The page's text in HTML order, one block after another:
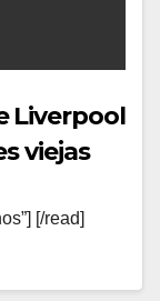
Liverpool
viejas
[/read]